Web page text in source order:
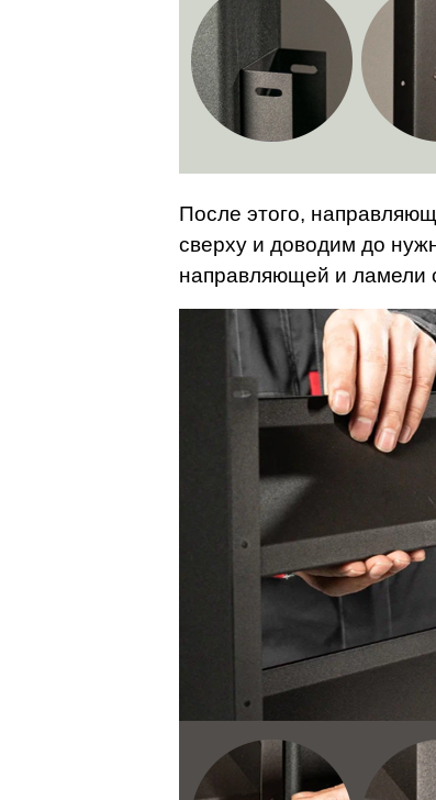
После этого,
сверху и доводим до
направляющей и ламели